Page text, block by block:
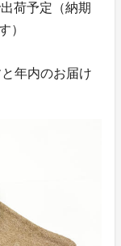
荷予定（納期
）
年内のお届け